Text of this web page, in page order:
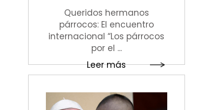
Queridos hermanos
párrocos: El encuentro
internacional “Los párrocos
por el ...
Leer más